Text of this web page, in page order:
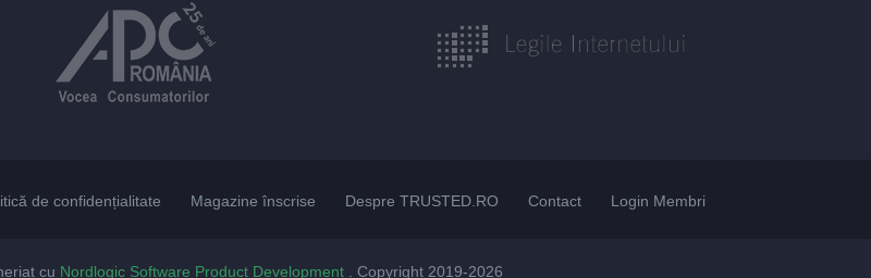
de confidențialitate Magazine înscrise Despre TRUSTED.RO Contact Login Membri
cu Nordlogic Software Product Development . Copyright 2019-2026